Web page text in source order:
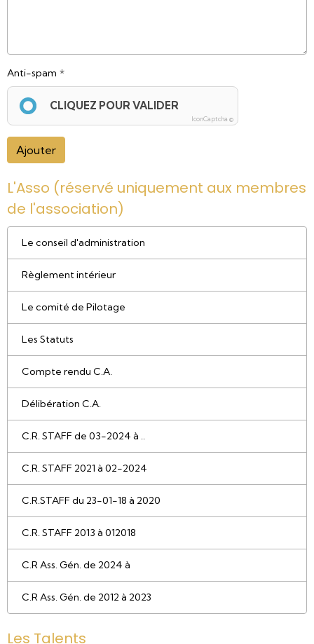
Anti-spam
CLIQUEZ POUR VALIDER
IconCaptcha ©
Ajouter
L'Asso (réservé uniquement aux membres
de l'association)
Le conseil d'administration
Règlement intérieur
Le comité de Pilotage
Les Statuts
Compte rendu C.A.
Délibération C.A.
C.R. STAFF de 03-2024 à ..
C.R. STAFF 2021 à 02-2024
C.R.STAFF du 23-01-18 à 2020
C.R. STAFF 2013 à 012018
C.R Ass. Gén. de 2024 à
C.R Ass. Gén. de 2012 à 2023
Les Talents